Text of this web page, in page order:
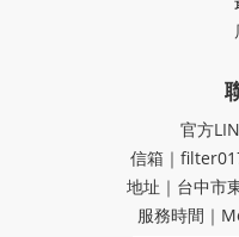
官方
信箱｜
地址｜​台中市
服務時間｜